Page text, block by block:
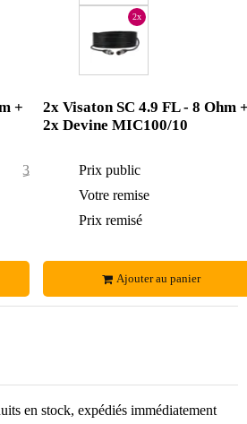
+
37,70 €
2x
2x Visaton SC 4.9 FL - 8 Ohm +
2x Devine MIC100/10
Prix public
Votre remise
Prix remisé
Ajouter au panier
en stock, expédiés immédiatement